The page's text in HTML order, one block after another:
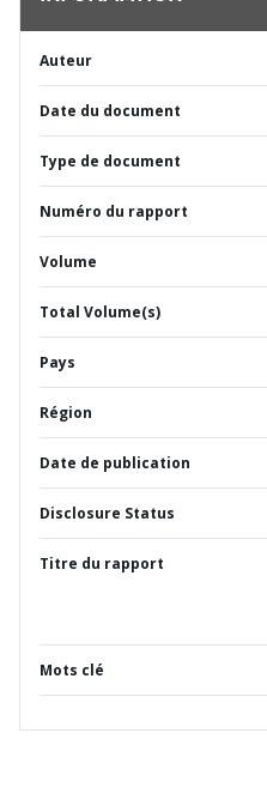
Auteur
Date du document
Type de document
Numéro du rapport
Volume
Total Volume(s)
Pays
Région
Date de publication
Disclosure Status
Titre du rapport
Mots clé